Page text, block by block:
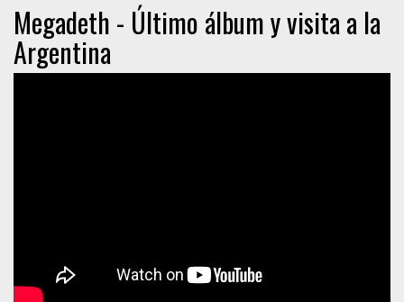
Megadeth - Último álbum y visita a la
Argentina